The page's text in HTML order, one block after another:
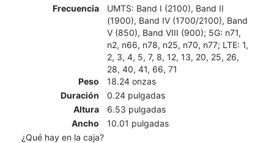
Frecuencia
UMTS: Band I (2100), Band II
(1900), Band IV (1700/2100), Band
V (850), Band VIII (900); 5G: n71,
n2, n66, n78, n25, n70, n77; LTE: 1,
2, 3, 4, 5, 7, 8, 12, 13, 20, 25, 26,
28, 40, 41, 66, 71
Peso
18.24 onzas
Duración
0.24 pulgadas
Altura
6.53 pulgadas
Ancho
10.01 pulgadas
¿Qué hay en la caja?